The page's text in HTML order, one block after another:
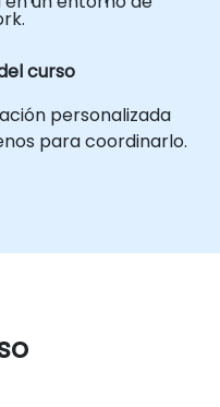
curso
personalizada
para coordinarlo.